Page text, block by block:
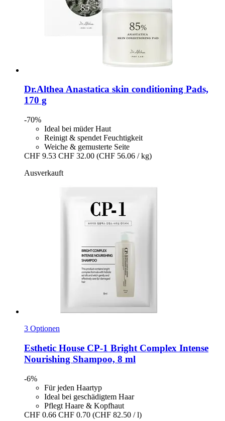
Dr.AltheaAnastatica skin conditioning Pads,
170 g
-70%
Ideal bei müder Haut
Reinigt & spendet Feuchtigkeit
Weiche & gemusterte Seite
CHF 9.53 CHF 32.00 (CHF 56.06 / kg)
Ausverkauft
3 Optionen
Esthetic House CP-​1 Bright Complex Intense
Nourishing Shampoo, 8 ml
-6%
Für jeden Haartyp
Ideal bei geschädigtem Haar
Pflegt Haare & Kopfhaut
CHF 0.66 CHF 0.70 (CHF 82.50 / l)